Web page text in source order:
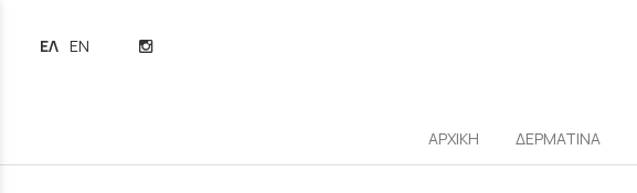
ΕΛΛΗΝΙΚΆ
ENGLISH
ΑΡΧΙΚΗ ΔΕΡΜΑΤΙΝΑ